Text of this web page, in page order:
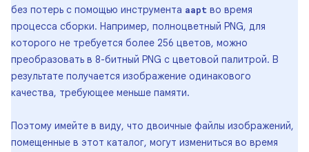
без потерь с помощью инструмента aapt во время
процесса сборки. Например, полноцветный PNG, для
которого не требуется более 256 цветов, можно
преобразовать в 8-битный PNG с цветовой палитрой. В
результате получается изображение одинакового
качества, требующее меньше памяти.
Поэтому имейте в виду, что двоичные файлы изображений,
помещенные в этот каталог, могут измениться во время